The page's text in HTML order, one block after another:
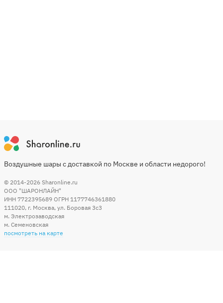
Воздушные шары с доставкой по Москве и области недорого!
© 2014-2026 Sharonline.ru
ООО "ШАРОНЛАЙН"
ИНН 7722395689 ОГРН 1177746361880
111020, г. Москва, ул. Боровая 3c3
м. Электрозаводская
м. Семеновская
посмотреть на карте